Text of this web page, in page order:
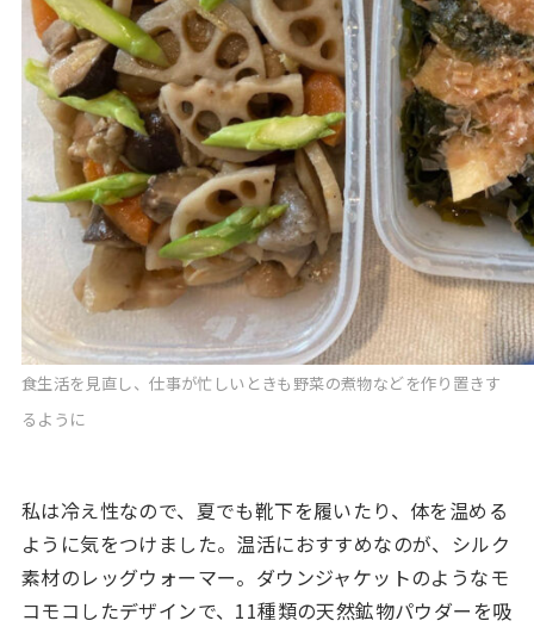
食生活を見直し、仕事が忙しいときも野菜の煮物などを作り置きす
るように
私は冷え性なので、夏でも靴下を履いたり、体を温める
ように気をつけました。温活におすすめなのが、シルク
素材のレッグウォーマー。ダウンジャケットのようなモ
コモコしたデザインで、11種類の天然鉱物パウダーを吸